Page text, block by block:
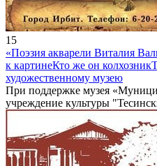
15
«Поэзия акварели Виталия
к картинеКто же он колхозник
художественному музею
При поддержке музея
учреждение культуры